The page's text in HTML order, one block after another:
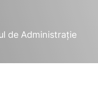
de Administrație